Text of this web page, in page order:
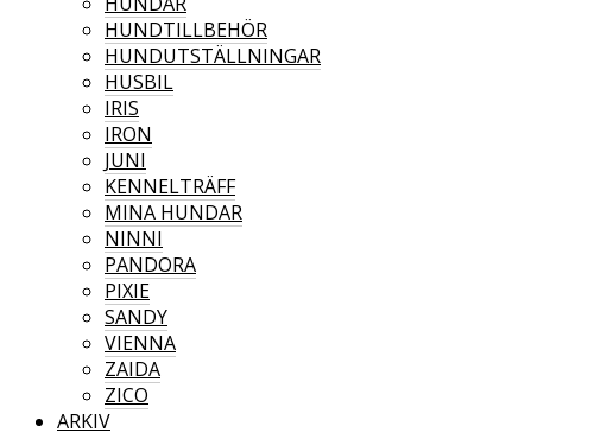
HUNDTILLBEHÖR
HUNDUTSTÄLLNINGAR
HUSBIL
IRIS
IRON
JUNI
KENNELTRÄFF
MINA HUNDAR
NINNI
PANDORA
PIXIE
SANDY
VIENNA
ZAIDA
ZICO
ARKIV